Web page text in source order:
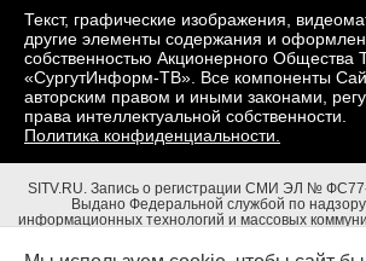
Текст, графические изображения,
другие элементы содержания и
собственностью Акционерного Общества
«СургутИнформ-ТВ». Все компоненты
авторским правом и иными законами,
права интеллектуальной собственности.
Политика конфиденциальности.
SITV.RU. Запись о регистрации СМИ ЭЛ №
Выдано Федеральной службой по
информационных технологий и массовых
Адрес редакции: 628403, Тюменская обл., ХМАО